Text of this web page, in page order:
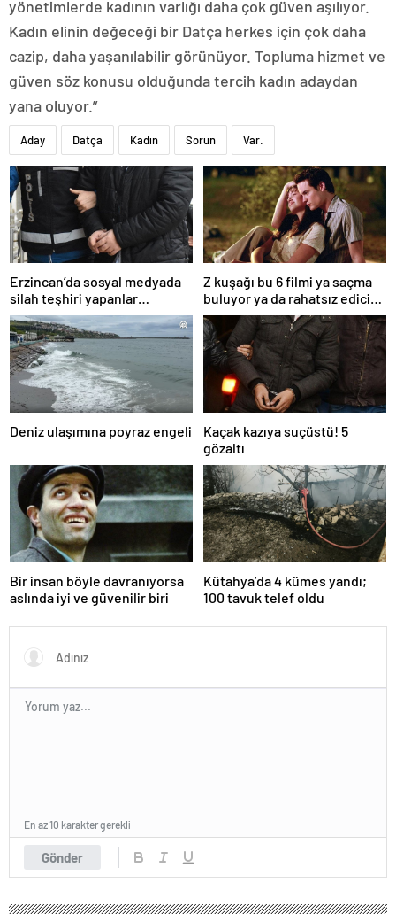
yönetimlerde kadının varlığı daha çok güven aşılıyor.
Kadın elinin değeceği bir Datça herkes için çok daha
cazip, daha yaşanılabilir görünüyor. Topluma hizmet ve
güven söz konusu olduğunda tercih kadın adaydan
yana oluyor.”
Aday Datça Kadın Sorun Var.
Erzincan’da sosyal medyada
silah teşhiri yapanlar
yakalandı
Z kuşağı bu 6 filmi ya saçma
buluyor ya da rahatsız edici
ve toksik!
Deniz ulaşımına poyraz engeli
Kaçak kazıya suçüstü! 5
gözaltı
Bir insan böyle davranıyorsa
aslında iyi ve güvenilir biri
Kütahya’da 4 kümes yandı;
100 tavuk telef oldu
Gönder
En az 10 karakter gerekli